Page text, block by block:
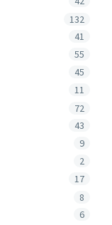
132
41
55
45
11
72
43
9
2
17
8
6